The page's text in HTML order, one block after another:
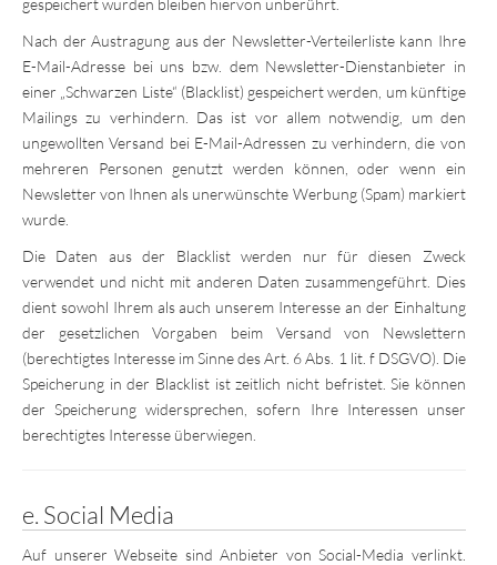
gespeichert wurden bleiben hiervon unberührt.
Nach der Austragung aus der Newsletter-Verteilerliste kann Ihre
E-Mail-Adresse bei uns bzw. dem Newsletter-Dienstanbieter in
einer „Schwarzen Liste“ (Blacklist) gespeichert werden, um künftige
Mailings zu verhindern. Das ist vor allem notwendig, um den
ungewollten Versand bei E-Mail-Adressen zu verhindern, die von
mehreren Personen genutzt werden können, oder wenn ein
Newsletter von Ihnen als unerwünschte Werbung (Spam) markiert
wurde.
Die Daten aus der Blacklist werden nur für diesen Zweck
verwendet und nicht mit anderen Daten zusammengeführt. Dies
dient sowohl Ihrem als auch unserem Interesse an der Einhaltung
der gesetzlichen Vorgaben beim Versand von Newslettern
(berechtigtes Interesse im Sinne des Art. 6 Abs. 1 lit. f DSGVO). Die
Speicherung in der Blacklist ist zeitlich nicht befristet. Sie können
der Speicherung widersprechen, sofern Ihre Interessen unser
berechtigtes Interesse überwiegen.
e. Social Media
Auf unserer Webseite sind Anbieter von Social-Media verlinkt.